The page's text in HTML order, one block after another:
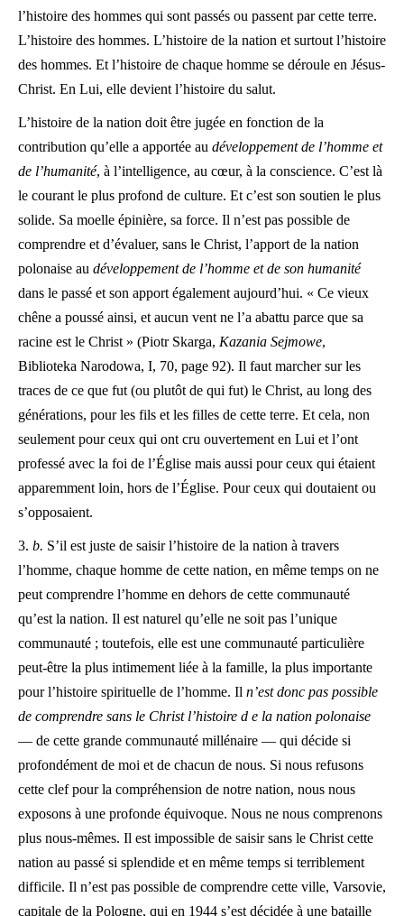
l’histoire des hommes qui sont passés ou passent par cette terre.
L’histoire des hommes. L’histoire de la nation et surtout l’histoire
des hommes. Et l’histoire de chaque homme se déroule en Jésus-
Christ. En Lui, elle devient l’histoire du salut.
L’histoire de la nation doit être jugée en fonction de la
contribution qu’elle a apportée au développement de l’homme et
de l’humanité, à l’intelligence, au cœur, à la conscience. C’est là
le courant le plus profond de culture. Et c’est son soutien le plus
solide. Sa moelle épinière, sa force. Il n’est pas possible de
comprendre et d’évaluer, sans le Christ, l’apport de la nation
polonaise au développement de l’homme et de son humanité
dans le passé et son apport également aujourd’hui. « Ce vieux
chêne a poussé ainsi, et aucun vent ne l’a abattu parce que sa
racine est le Christ » (Piotr Skarga, Kazania Sejmowe,
Biblioteka Narodowa, I, 70, page 92). Il faut marcher sur les
traces de ce que fut (ou plutôt de qui fut) le Christ, au long des
générations, pour les fils et les filles de cette terre. Et cela, non
seulement pour ceux qui ont cru ouvertement en Lui et l’ont
professé avec la foi de l’Église mais aussi pour ceux qui étaient
apparemment loin, hors de l’Église. Pour ceux qui doutaient ou
s’opposaient.
3. b. S’il est juste de saisir l’histoire de la nation à travers
l’homme, chaque homme de cette nation, en même temps on ne
peut comprendre l’homme en dehors de cette communauté
qu’est la nation. Il est naturel qu’elle ne soit pas l’unique
communauté ; toutefois, elle est une communauté particulière
peut-être la plus intimement liée à la famille, la plus importante
pour l’histoire spirituelle de l’homme. Il n’est donc pas possible
de comprendre sans le Christ l’histoire d e la nation polonaise
— de cette grande communauté millénaire — qui décide si
profondément de moi et de chacun de nous. Si nous refusons
cette clef pour la compréhension de notre nation, nous nous
exposons à une profonde équivoque. Nous ne nous comprenons
plus nous-mêmes. Il est impossible de saisir sans le Christ cette
nation au passé si splendide et en même temps si terriblement
difficile. Il n’est pas possible de comprendre cette ville, Varsovie,
capitale de la Pologne, qui en 1944 s’est décidée à une bataille